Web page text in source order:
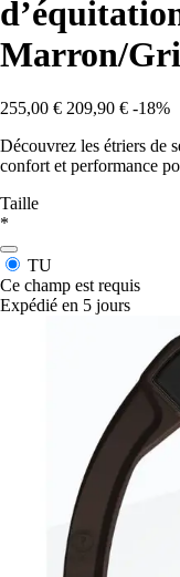
Marron/
255,00 € 209,90 € -18%
Découvrez les étriers de
confort et performance
Taille
*
TU
Ce champ est requis
Expédié en 5 jours